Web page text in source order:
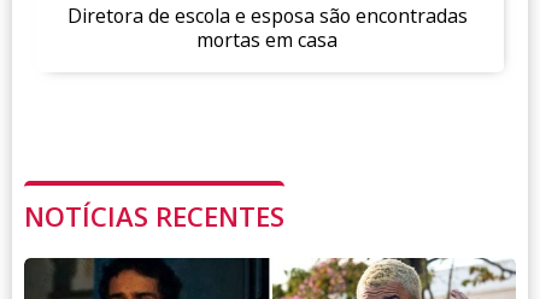
Diretora de escola e esposa são encontradas
mortas em casa
NOTÍCIAS RECENTES